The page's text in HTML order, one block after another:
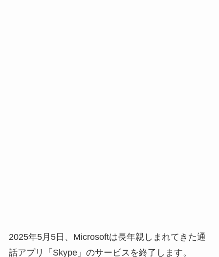
2025年5月5日、Microsoftは長年親しまれてきた通
話アプリ「Skype」のサービスを終了します。